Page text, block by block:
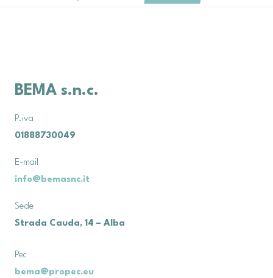
BEMA s.n.c.
P.iva
01888730049
E-mail
info@bemasnc.it
Sede
Strada Cauda, 14 – Alba
Pec
bema@propec.eu